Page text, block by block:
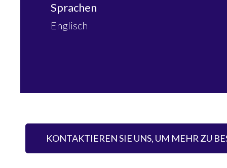
Sprachen
Englisch
KONTAKTIEREN SIE UNS, UM MEHR ZU